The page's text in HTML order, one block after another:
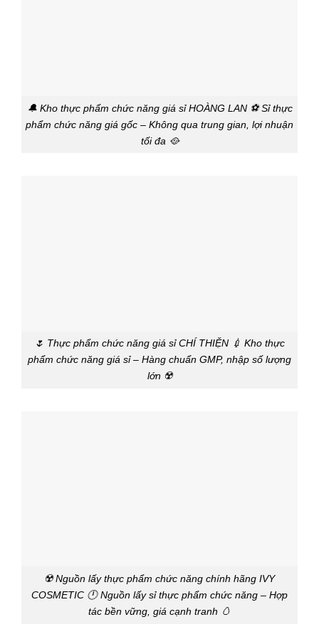
🔔 Kho thực phẩm chức năng giá sỉ HOÀNG LAN ⚽ Sỉ thực
phẩm chức năng giá gốc – Không qua trung gian, lợi nhuận
tối đa 🥘
🌷 Thực phẩm chức năng giá sỉ CHÍ THIỆN 💉 Kho thực
phẩm chức năng giá sỉ – Hàng chuẩn GMP, nhập số lượng
lớn ☢️
☢️ Nguồn lấy thực phẩm chức năng chính hãng IVY
COSMETIC 🕛 Nguồn lấy sỉ thực phẩm chức năng – Hợp
tác bền vững, giá cạnh tranh 🥚